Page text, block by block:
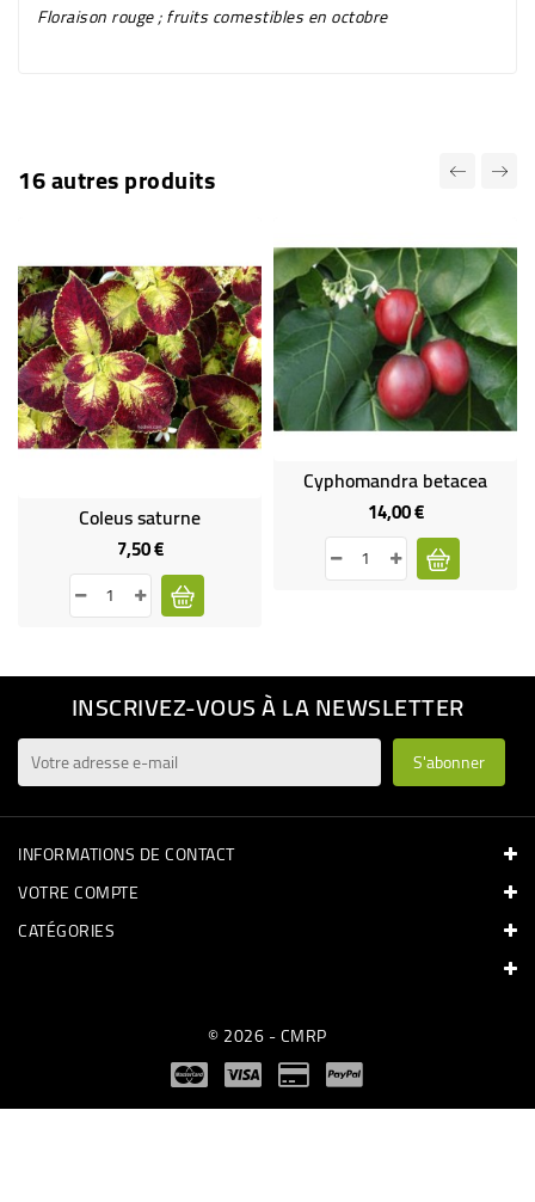
Floraisonrouge; fruits comestibles en octobre
16 autres produits
Coleus saturne
7,50 €Prix
Cyphomandra betacea
14,00 €Prix
INSCRIVEZ-VOUS À LA NEWSLETTER
INFORMATIONS DE CONTACT
VOTRE COMPTE
CATÉGORIES
© 2026 - CMRP